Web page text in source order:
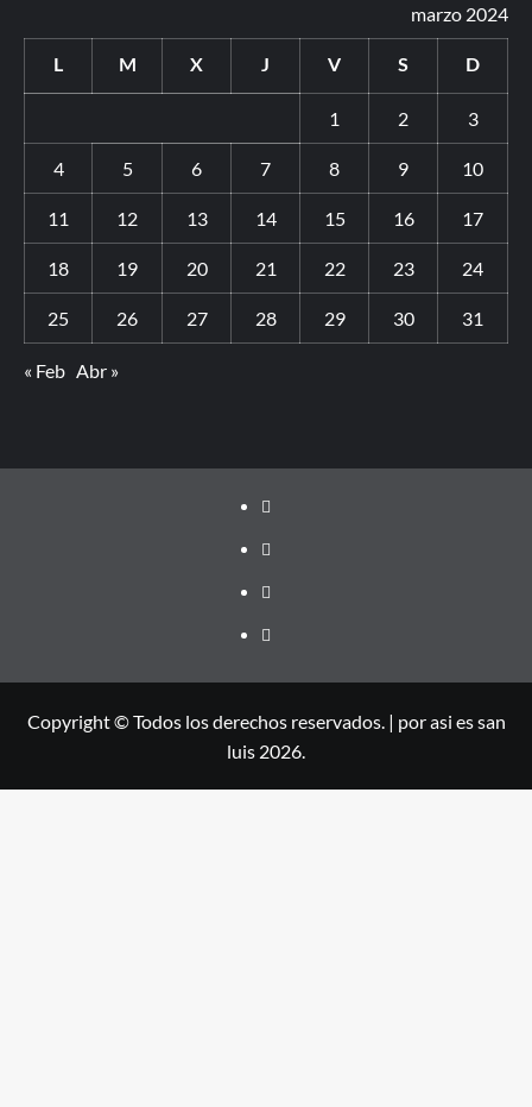
marzo 2024
L M X J V S D
1 2 3
4 5 6 7 8 9 10
11 12 13 14 15 16 17
18 19 20 21 22 23 24
25 26 27 28 29 30 31
« Feb Abr »
Copyright © Todos los derechos reservados. | por asi es san
luis 2026.